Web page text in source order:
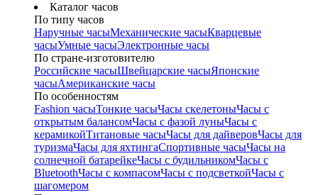
Каталог часов
По типу часов
Наручные часыМеханические часыКварцевые
часыУмные часыЭлектронные часы
По стране-изготовителю
Российские часыШвейцарские часыЯпонские
часыАмериканские часы
По особенностям
Fashion часыТонкие часыЧасы скелетоныЧасы с
открытым балансомЧасы с фазой луныЧасы с
керамикойТитановые часыЧасы для дайверовЧасы для
туризмаЧасы для яхтингаСпортивные часыЧасы на
солнечной батарейкеЧасы с будильникомЧасы с
BluetoothЧасы с компасомЧасы с подсветкойЧасы с
шагомером